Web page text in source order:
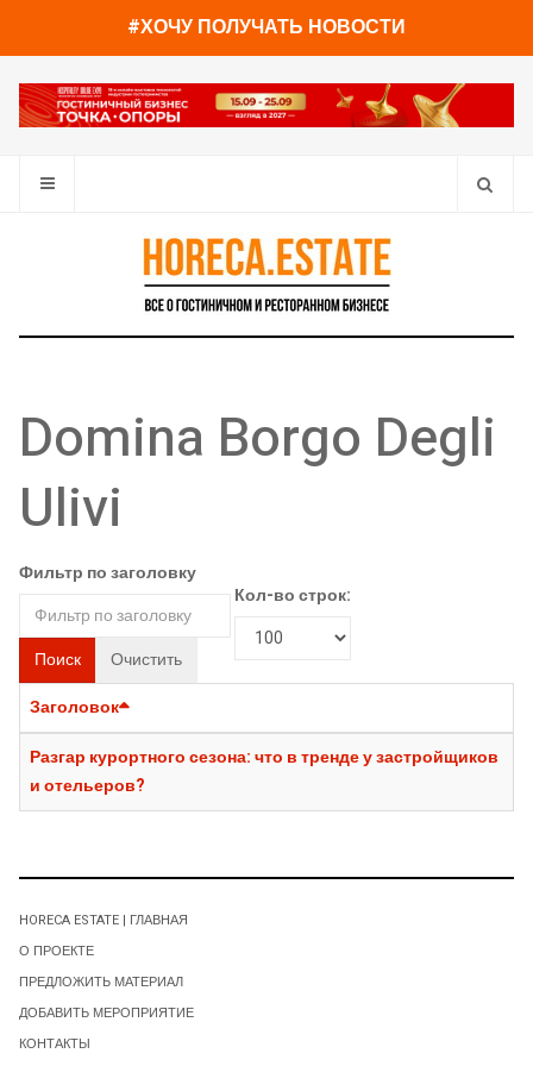
#ХОЧУ ПОЛУЧАТЬ НОВОСТИ
Domina Borgo Degli
Ulivi
Фильтр по заголовку
Поиск Очистить
Кол-во строк:
Заголовок
Разгар курортного сезона: что в тренде у застройщиков
и отельеров?
HORECA ESTATE | ГЛАВНАЯ
О ПРОЕКТЕ
ПРЕДЛОЖИТЬ МАТЕРИАЛ
ДОБАВИТЬ МЕРОПРИЯТИЕ
КОНТАКТЫ